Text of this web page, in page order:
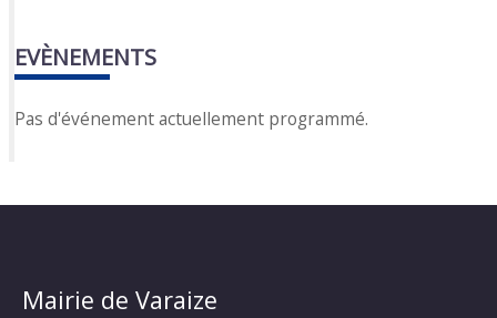
EVÈNEMENTS
Pas d'événement actuellement programmé.
Mairie de Varaize